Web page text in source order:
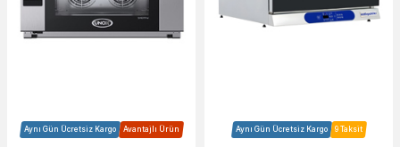
Aynı Gün Ücretsiz Kargo Avantajlı Ürün Aynı Gün Ücretsiz Kargo 9 Taksit